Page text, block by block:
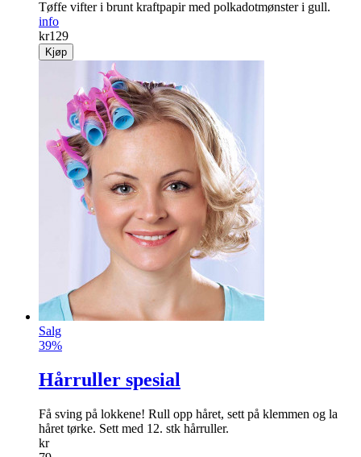
Tøffe vifter i brunt kraftpapir med polkadotmønster i gull.
info
kr129
Kjøp
Salg
39%
Hårruller spesial
Få sving på lokkene! Rull opp håret, sett på klemmen og la
håret tørke. Sett med 12. stk hårruller.
kr